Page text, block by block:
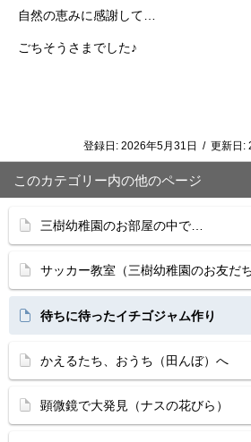
自然の恵みに感謝して…
ごちそうさまでした♪
登録日: 2026年5月31日 / 更新日:
このカテゴリー内の他のページ
三樹幼稚園のお部屋の中で…
サッカー教室（三樹幼稚園のお友だち
待ちに待ったイチゴジャム作り
かえるたち、おうち（田んぼ）へ
顕微鏡で大発見（ナスの花びら）